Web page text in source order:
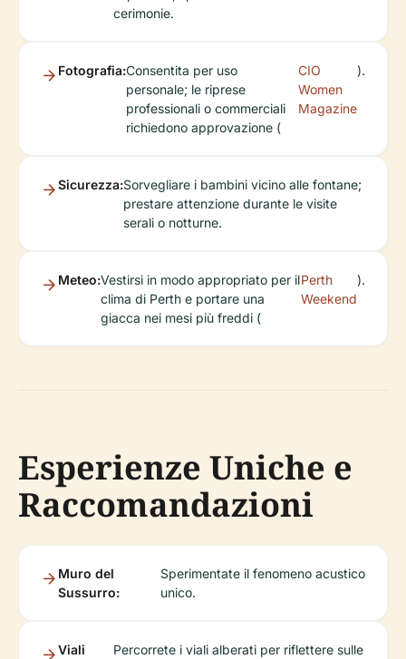
cerimonie.
Fotografia:Consentita per uso
personale; le riprese
professionali o commerciali
richiedono approvazione (
CIO
Women
Magazine
).
Sicurezza:Sorvegliare i bambini vicino alle fontane;
prestare attenzione durante le visite
serali o notturne.
Meteo:Vestirsi in modo appropriato per il
clima di Perth e portare una
giacca nei mesi più freddi (
Perth
Weekend
).
Esperienze Uniche e
Raccomandazioni
Muro del
Sussurro:
Sperimentate il fenomeno acustico
unico.
Viali
Percorrete i viali alberati per riflettere sulle